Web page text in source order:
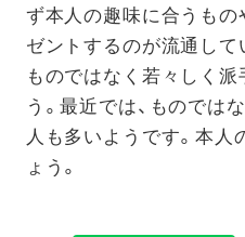
ず本人の趣味に合うもの
ゼントするのが流通して
ものではなく若々しく
う。最近では、ものでは
人も多いようです。本人
ょう。